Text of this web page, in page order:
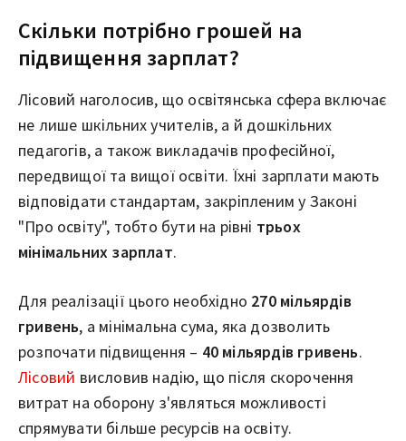
Скільки потрібно грошей на
підвищення зарплат?
Лісовий наголосив, що освітянська сфера включає
не лише шкільних учителів, а й дошкільних
педагогів, а також викладачів професійної,
передвищої та вищої освіти. Їхні зарплати мають
відповідати стандартам, закріпленим у Законі
"Про освіту", тобто бути на рівні трьох
мінімальних зарплат.
Для реалізації цього необхідно 270 мільярдів
гривень, а мінімальна сума, яка дозволить
розпочати підвищення – 40 мільярдів гривень.
Лісовий висловив надію, що після скорочення
витрат на оборону з'являться можливості
спрямувати більше ресурсів на освіту.